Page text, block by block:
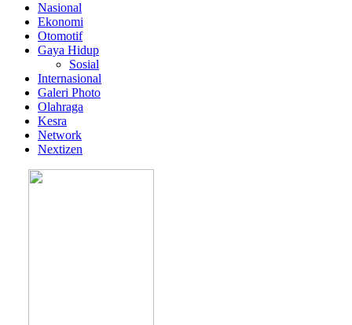
Nasional
Ekonomi
Otomotif
Gaya Hidup
Sosial
Internasional
Galeri Photo
Olahraga
Kesra
Network
Nextizen